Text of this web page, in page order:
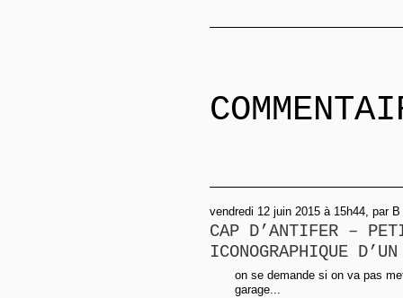
vendredi 12 juin 2015 à 15h44, par B
CAP D’ANTIFER –
ICONOGRAPHIQUE
on se demande si on va pas
garage...